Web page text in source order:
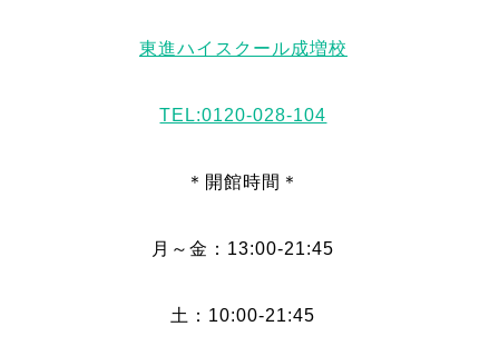
東進ハイスクール成増校
TEL:0120-028-104
＊開館時間＊
月～金：13:00-21:45
土：10:00-21:45